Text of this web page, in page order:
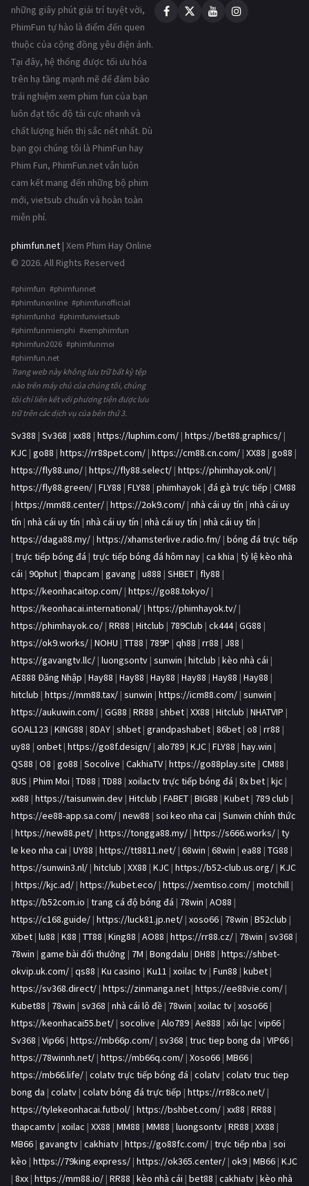
những giây phút giải trí tuyệt vời,
PhimFun tự hào là điểm đến quen
thuộc của cộng đồng yêu điện ảnh.
Tại đây, hệ thống được tối ưu hóa
trên hạ tầng mạnh mẽ để đảm bảo
trải nghiệm xem phim fun của bạn
luôn đạt tốc độ tải cực nhanh và
chất lượng hiển thị sắc nét nhất. Dù
bạn gọi chúng tôi là PhimFun hay
Phim Fun, PhimFun.net vẫn luôn
cam kết mang đến những bộ phim
mới, vietsub chuẩn và hoàn toàn
miễn phí.
phimfun.net | Xem Phim Hay Online
© 2026. All Rights Reserved
#phimfun #phimfunnet
#phimfunonline #phimfunofficial
#phimfunhd #phimfunvietsub
#phimfunmienphi #xemphimfun
#phimfun2026 #phimfunmoi
#phimfun.net
Trang web này không lưu trữ bất kỳ tệp
nào trên máy chủ của chúng tôi, chúng
tôi chỉ liên kết với phương tiện được lưu
trữ trên các dịch vụ của bên thứ 3.
Sv388 | Sv368 | xx88 | https://luphim.com/ | https://bet88.graphics/ |
KJC | go88 | https://rr88pet.com/ | https://cm88.cn.com/ | XX88 | go88 |
https://fly88.uno/ | https://fly88.select/ | https://phimhayok.onl/ |
https://fly88.green/ | FLY88 | FLY88 | phimhayok | đá gà trực tiếp | CM88
| https://mm88.center/ | https://2ok9.com/ | nhà cái uy tín | nhà cái uy
tín | nhà cái uy tín | nhà cái uy tín | nhà cái uy tín | nhà cái uy tín |
https://daga88.my/ | https://xhamsterlive.radio.fm/ | bóng đá trực tiếp
| trực tiếp bóng đá | trực tiếp bóng đá hôm nay | ca khia | tỷ lệ kèo nhà
cái | 90phut | thapcam | gavang | u888 | SHBET | fly88 |
https://keonhacaitop.com/ | https://go88.tokyo/ |
https://keonhacai.international/ | https://phimhayok.tv/ |
https://phimhayok.co/ | RR88 | Hitclub | 789Club | ck444| GG88 |
https://ok9.works/ | NOHU | TT88 | 789P | qh88 | rr88 | J88 |
https://gavangtv.llc/ | luongsontv | sunwin | hitclub | kèo nhà cái |
AE888 Đăng Nhập | Hay88 | Hay88 | Hay88 | Hay88 | Hay88 | Hay88 |
hitclub | https://mm88.tax/ | sunwin | https://icm88.com/ | sunwin |
https://aukuwin.com/ | GG88 | RR88 | shbet | XX88 | Hitclub | NHATVIP |
GOAL123 | KING88 | 8DAY | shbet | grandpashabet | 86bet | o8 | rr88 |
uy88 | onbet | https://go8f.design/ | alo789 | KJC | FLY88 | hay.win |
QS88 | O8 | go88 | Socolive | CakhiaTV | https://go88play.site | CM88 |
8US | Phim Moi | TD88 | TD88 | xoilactv trực tiếp bóng đá | 8x bet | kjc |
xx88 | https://taisunwin.dev | Hitclub | FABET | BIG88 | Kubet | 789 club |
https://ee88-app.sa.com/ | new88 | soi keo nha cai | Sunwin chính thức
| https://new88.pet/ | https://tongga88.my/ | https://s666.works/ | ty
le keo nha cai | UY88 | https://tt8811.net/ | 68win | 68win | ea88 | TG88 |
https://sunwin3.nl/ | hitclub | XX88 | KJC | https://b52-club.us.org/ | KJC
| https://kjc.ad/ | https://kubet.eco/ | https://xemtiso.com/ | motchill |
https://b52com.io | trang cá độ bóng đá | 78win | AO88 |
https://c168.guide/ | https://luck81.jp.net/ | xoso66 | 78win | B52club |
Xibet | lu88 | K88 | TT88 | King88 | AO88 | https://rr88.cz/ | 78win | sv368 |
78win | game bài đổi thưởng | 7M | Bongdalu | DH88 | https://shbet-
okvip.uk.com/ | qs88 | Ku casino | Ku11 | xoilac tv | Fun88 | kubet |
https://sv368.direct/ | https://zinmanga.net | https://ee88vie.com/ |
Kubet88 | 78win | sv368 | nhà cái lô đề | 78win | xoilac tv | xoso66 |
https://keonhacai55.bet/ | socolive | Alo789 | Ae888 | xôi lạc | vip66 |
Sv368 | Vip66 | https://mb66p.com/ | sv368 | truc tiep bong da | VIP66 |
https://78winnh.net/ | https://mb66q.com/ | Xoso66 | MB66 |
https://mb66.life/ | colatv trực tiếp bóng đá | colatv | colatv truc tiep
bong da | colatv | colatv bóng đá trực tiếp | https://rr88co.net/ |
https://tylekeonhacai.futbol/ | https://bshbet.com/ | xx88 | RR88 |
thapcamtv | xoilac | XX88 | MM88 | MM88 | luongsontv | RR88 | XX88 |
MB66 | gavangtv | cakhiatv | https://go88fc.com/ | trực tiếp nba | soi
kèo | https://79king.express/ | https://ok365.center/ | ok9 | MB66 | KJC
| 8xx | https://mm88.io/ | RR88 | kèo nhà cái | bet88 | cakhiatv | kèo nhà